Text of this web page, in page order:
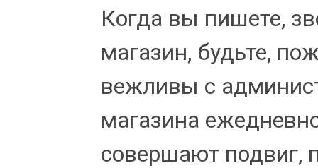
Когда вы пишете,
магазин, будьте,
вежливы с
магазина
совершают подвиг,